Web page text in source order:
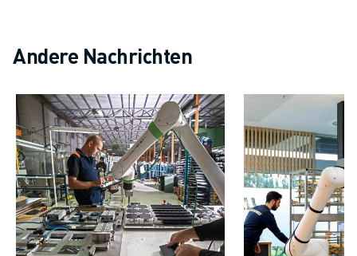
MONTAGE
CNC-FRÄSEN
CNC-DREHEN
HOCHGESCHWINDIGKEITSBOHREN UND -GEWINDESCHNEIDEN
SPRITZGUSS
MASCHINENBEDIENUNG
MATERIALHANDHABUNG
LACKIEREN
PALETTIEREN
Andere Nachrichten